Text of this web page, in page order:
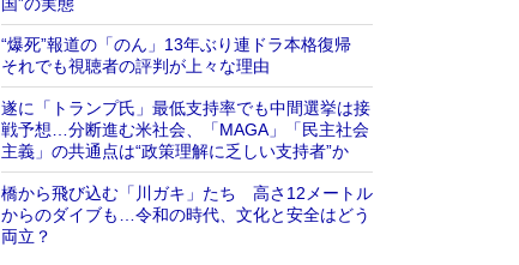
“爆死”報道の「のん」13年ぶり連ドラ本格復帰
それでも視聴者の評判が上々な理由
遂に「トランプ氏」最低支持率でも中間選挙は接
戦予想…分断進む米社会、「MAGA」「民主社会
主義」の共通点は“政策理解に乏しい支持者”か
橋から飛び込む「川ガキ」たち 高さ12メートル
からのダイブも…令和の時代、文化と安全はどう
両立？